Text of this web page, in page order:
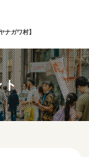
ナガワ村】
ト